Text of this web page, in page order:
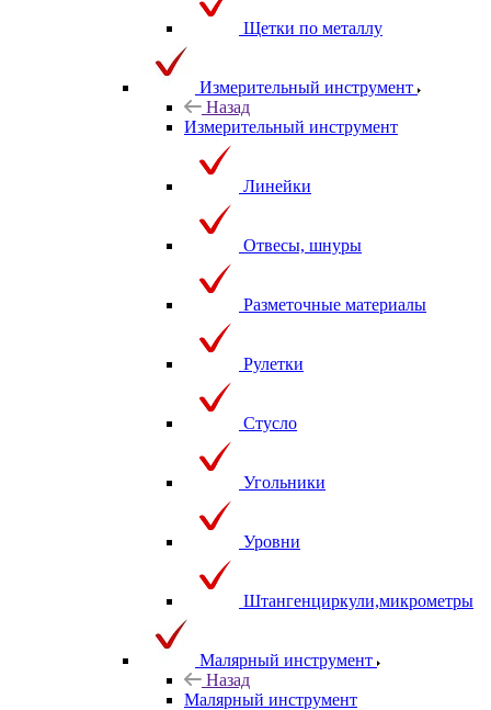
Щетки по металлу
Измерительный инструмент
Назад
Измерительный инструмент
Линейки
Отвесы, шнуры
Разметочные материалы
Рулетки
Стусло
Угольники
Уровни
Штангенциркули,микрометры
Малярный инструмент
Назад
Малярный инструмент